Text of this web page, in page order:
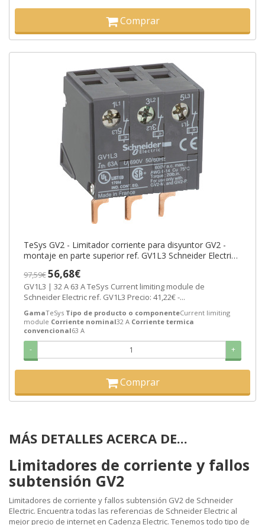
Comprar
TeSys GV2 - Limitador corriente para disyuntor GV2 -
montaje en parte superior ref. GV1L3 Schneider Electric
97,59€56,68€
GV1L3 | 32 A 63 A TeSys Current limiting module de
Schneider Electric ref. GV1L3 Precio: 41,22€ -...
GamaTeSys Tipo de producto o componenteCurrent limiting
module Corriente nominal32 A Corriente termica
convencional63 A
- +
Comprar
MÁS DETALLES ACERCA DE...
Limitadores de corriente y fallos
subtensión GV2
Limitadores de corriente y fallos subtensión GV2 de Schneider
Electric. Encuentra todas las referencias de Schneider Electric al
mejor precio de internet en Cadenza Electric. Tenemos todo tipo de